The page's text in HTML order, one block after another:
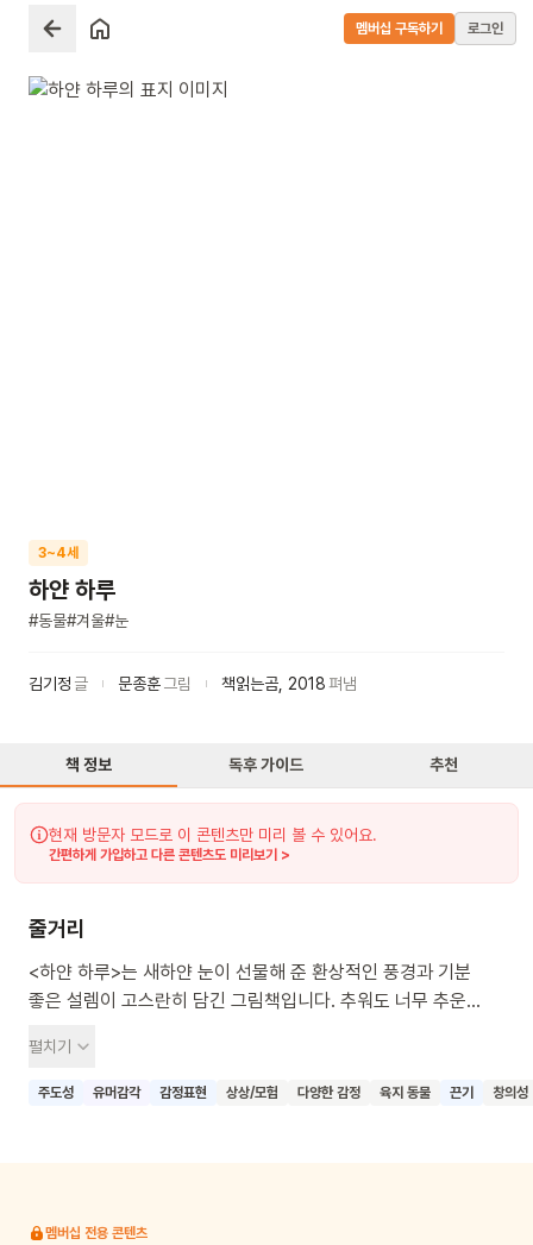
멤버십 구독하기 로그인
3~4세
하얀 하루
#동물#겨울#눈
김기정 글 문종훈그림 책읽는곰 2018펴냄
책 정보 독후 가이드 추천
현재 방문자 모드로 이 콘텐츠만 미리 볼 수 있어요.
간편하게 가입하고 다른 콘텐츠도 미리보기 >
줄거리
<하얀 하루>는 새하얀 눈이 선물해 준 환상적인 풍경과 기분
좋은 설렘이 고스란히 담긴 그림책입니다. 추워도 너무 추운
꼼지락거려요. 옷을 입고 책가방을 챙겨 밖으로 나온 순간,
뾰로통한 마음이 싹 달아나 버려요. 밤새 눈이 온 거예요! 도톨은
등굣길이 신나는 놀이 공간이 된 것처럼요. 찬바람을 맞아 볼이
펼치기
주도성 유머감각 감정표현 상상/모험 다양한 감정 육지 동물 끈기 창의성
멤버십 전용 콘텐츠